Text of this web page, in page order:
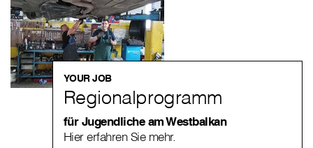
YOUR JOB
Regionalprogramm
für Jugendliche am Westbalkan
Hier erfahren Sie mehr.